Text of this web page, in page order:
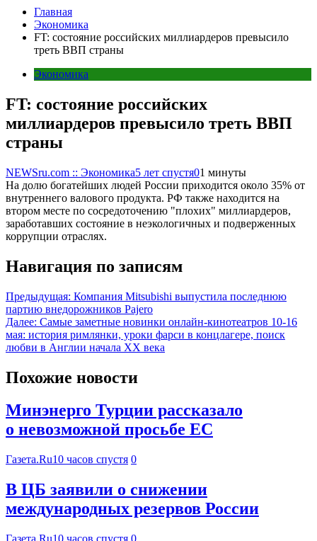
Главная
Экономика
FT: состояние российских миллиардеров превысило
треть ВВП страны
Экономика
FT: состояние российских
миллиардеров превысило треть ВВП
страны
NEWSru.com :: Экономика5 лет спустя01 минуты
На долю богатейших людей России приходится около 35% от
внутреннего валового продукта. РФ также находится на
втором месте по сосредоточению "плохих" миллиардеров,
заработавших состояние в неэкологичных и подверженных
коррупции отраслях.
Навигация по записям
Предыдущая: Компания Mitsubishi выпустила последнюю
партию внедорожников Pajero
Далее: Самые заметные новинки онлайн-кинотеатров 10-16
мая: история римлянки, уроки фарси в концлагере, поиск
любви в Англии начала XX века
Похожие новости
Минэнерго Турции рассказало
о невозможной просьбе ЕС
Газета.Ru10 часов спустя 0
В ЦБ заявили о снижении
международных резервов России